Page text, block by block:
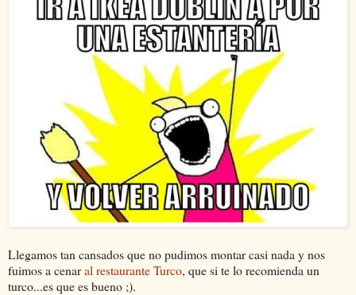
Llegamos tan cansados que no pudimos montar casi nada y nos
fuimos a cenaral restaurante Turco, que si te lo recomienda un
turco...es que es bueno ;).